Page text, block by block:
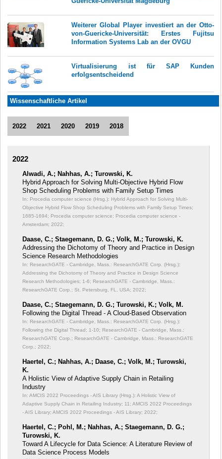
Weiterer Global Player investiert an der Otto-
von-Guericke-Universität: Erstes Fujitsu
Information Systems Lab an der OVGU
Virtualisierung ist für SAP Kunden
erfolgsentscheidend
Wissenschaftliche Artikel
2022 2021 2020 2019 2018
2022
Alwadi, A.; Nahhas, A.; Turowski, K.
Hybrid Approach for Solving Multi-Objective Hybrid Flow
Shop Scheduling Problems with Family Setup Times
In: Procedia computer science (Hrsg.): Hybrid Approach for Solving Multi-
Objective Hybrid Flow Shop Scheduling Problems with Family Setup Times;
1685-1694; Procedia computer science; Procedia computer science -
Amsterdam; 2022;
Daase, C.; Staegemann, D. G.; Volk, M.; Turowski, K.
Addressing the Dichotomy of Theory and Practice in Design
Science Research Methodologies
In: ResearchGATE - Cambridge, Mass.: ResearchGATE Corp. (Hrsg.):
Addressing the Dichotomy of Theory and Practice in Design Science
Research Methodologies; 1-6; ResearchGATE - Cambridge, Mass.:
ResearchGATE Corp.; St. Petersburg, FL, USA; 2022;
Daase, C.; Staegemann, D. G.; Turowski, K.; Volk, M.
Following the Digital Thread - A Cloud-Based Observation
In: ResearchGATE - Cambridge, Mass.: ResearchGATE Corp. (Hrsg.):
Following the Digital Thread; 1-10; ResearchGATE - Cambridge, Mass.:
ResearchGATE Corp.; ResearchGATE - Cambridge, Mass.: ResearchGATE
Corp.; 2022;
Haertel, C.; Nahhas, A.; Daase, C.; Volk, M.; Turowski,
K.
A Holistic View of Adaptive Supply Chain in Retailing
Industry
In: AMCIS 2022 Proceedings - AIS Library (Hrsg.): A Holistic View of
Adaptive Supply Chain in Retailing Industry; 11; AMCIS 2022 Proceedings
- AIS Library; AMCIS 2022 Proceedings - AIS Library; 2022;
Haertel, C.; Pohl, M.; Nahhas, A.; Staegemann, D. G.;
Turowski, K.
Toward A Lifecycle for Data Science: A Literature Review of
Data Science Process Models